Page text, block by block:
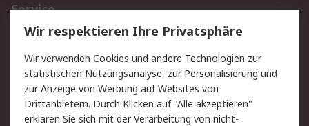
Service
Value Added Services
Lieferlösungen
Rücksendungen
Kontakt
Hilfe
Rechtliches
Wir respektieren Ihre Privatsphäre
Wir verwenden Cookies und andere Technologien zur
statistischen Nutzungsanalyse, zur Personalisierung und
zur Anzeige von Werbung auf Websites von
Drittanbietern. Durch Klicken auf "Alle akzeptieren"
erklären Sie sich mit der Verarbeitung von nicht-